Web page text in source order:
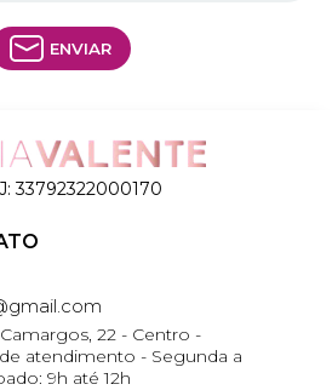
ENVIAR
33792322000170
22 - Centro -
atendimento - Segunda a
9h até 12h